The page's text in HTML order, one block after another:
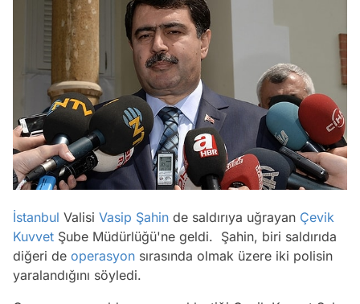
İstanbul Valisi Vasip Şahin de saldırıya uğrayan Çevik
Kuvvet Şube Müdürlüğü'ne geldi. Şahin, biri saldırıda
diğeri de operasyon sırasında olmak üzere iki polisin
yaralandığını söyledi.